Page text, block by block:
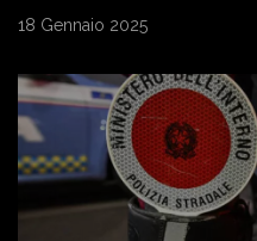
18 Gennaio 2025